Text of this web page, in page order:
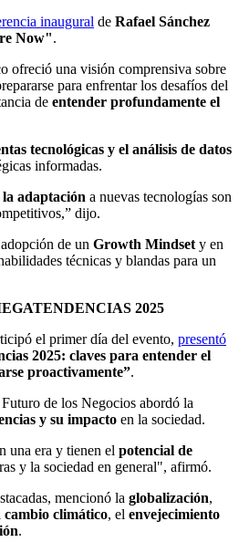
inaugural de Rafael Sánchez
Now".
ofreció una visión comprensiva sobre
para enfrentar los desafíos del
de entender profundamente el
tecnológicas y el análisis de datos
informadas.
adaptación a nuevas tecnologías son
dijo.
de un Growth Mindset y en
técnicas y blandas para un
2025
el primer día del evento, presentó
2025: claves para entender el
proactivamente”.
de los Negocios abordó la
y su impacto en la sociedad.
una era y tienen el potencial de
y la sociedad en general", afirmó.
mencionó la globalización,
cambio climático, el envejecimiento
.